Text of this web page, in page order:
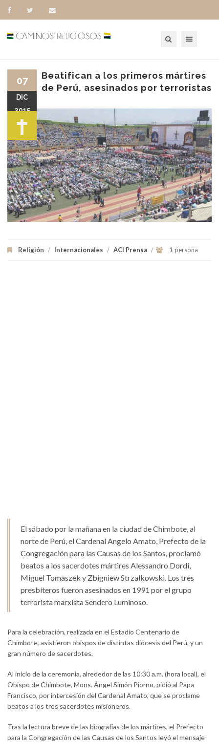
Beatifican a los primeros mártires
de Perú, asesinados por terroristas
Religión / Internacionales / ACI Prensa / 1 persona
07
DIC
2015
El sábado por la mañana en la ciudad de Chimbote, al
norte de Perú, el Cardenal Angelo Amato, Prefecto de la
Congregación para las Causas de los Santos, proclamó
beatos a los sacerdotes mártires Alessandro Dordi,
Miguel Tomaszek y Zbigniew Strzalkowski. Los tres
presbíteros fueron asesinados en 1991 por el grupo
terrorista marxista Sendero Luminoso.
Para la celebración, realizada en el Estadio Centenario de
Chimbote, asistieron obispos de distintas diócesis del Perú, y un
gran número de sacerdotes.
Al inicio de la ceremonia, alrededor de las 10:30 a.m. (hora local), el
Obispo de Chimbote, Mons. Ángel Simón Piorno, pidió al Papa
Francisco, por intercesión del Cardenal Amato, que se proclame
beatos a los tres sacerdotes misioneros.
Tras la lectura breve de las biografías de los mártires, el Prefecto
para la Congregación de las Causas de los Santos leyó el mensaje